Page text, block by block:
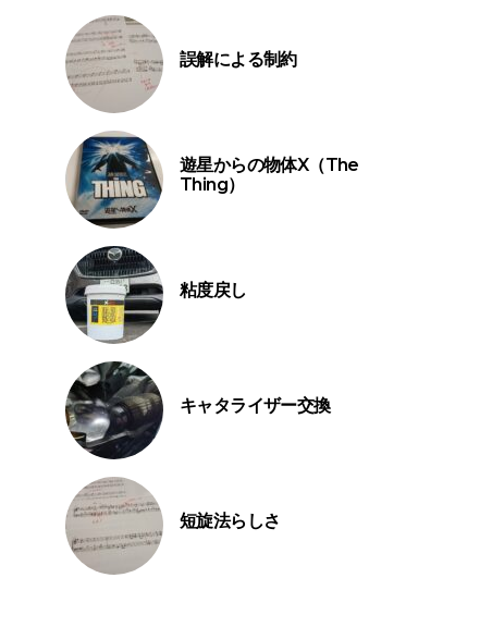
誤解による制約
遊星からの物体X（The
Thing）
粘度戻し
キャタライザー交換
短旋法らしさ